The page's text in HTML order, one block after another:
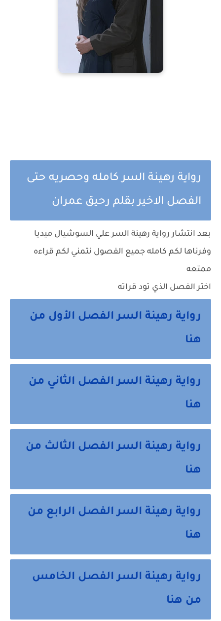
رواية رهينة السر كامله وحصريه حتى
الفصل الاخير بقلم رحيق عمران
بعد انتشار رواية رهينة السر علي السوشيال ميديا
وفرناها لكم كامله جميع الفصول نتمني لكم قراءه
ممتعه
اختر الفصل الذي تود قراته
رواية رهينة السر الفصل الأول من
هنا
رواية رهينة السر الفصل الثاني من
هنا
رواية رهينة السر الفصل الثالث من
هنا
رواية رهينة السر الفصل الرابع من
هنا
رواية رهينة السر الفصل الخامس
من هنا